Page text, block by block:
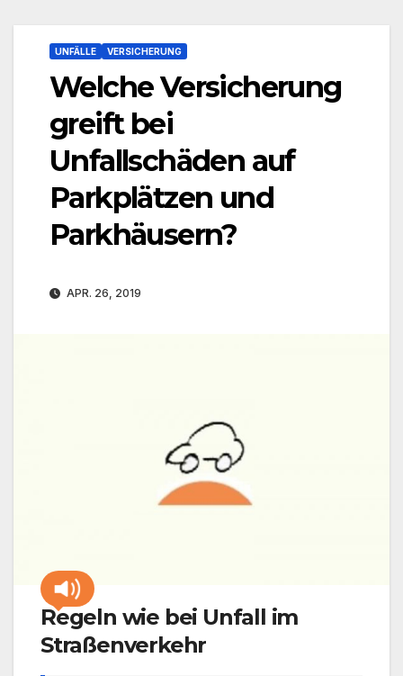
UNFÄLLE VERSICHERUNG
Welche Versicherung
greift bei
Unfallschäden auf
Parkplätzen und
Parkhäusern?
APR. 26, 2019
Regeln wie bei Unfall im
Straßenverkehr